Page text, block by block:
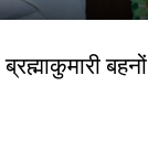
बहनों